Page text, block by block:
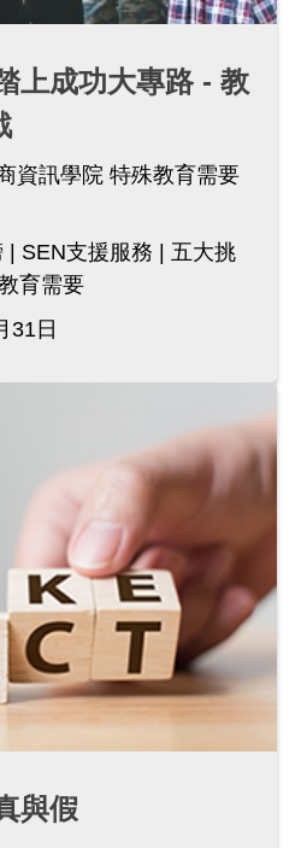
上成功大專路 - 教
資訊學院 特殊教育需要
SEN支援服務
五大挑
育需要
31日
與假